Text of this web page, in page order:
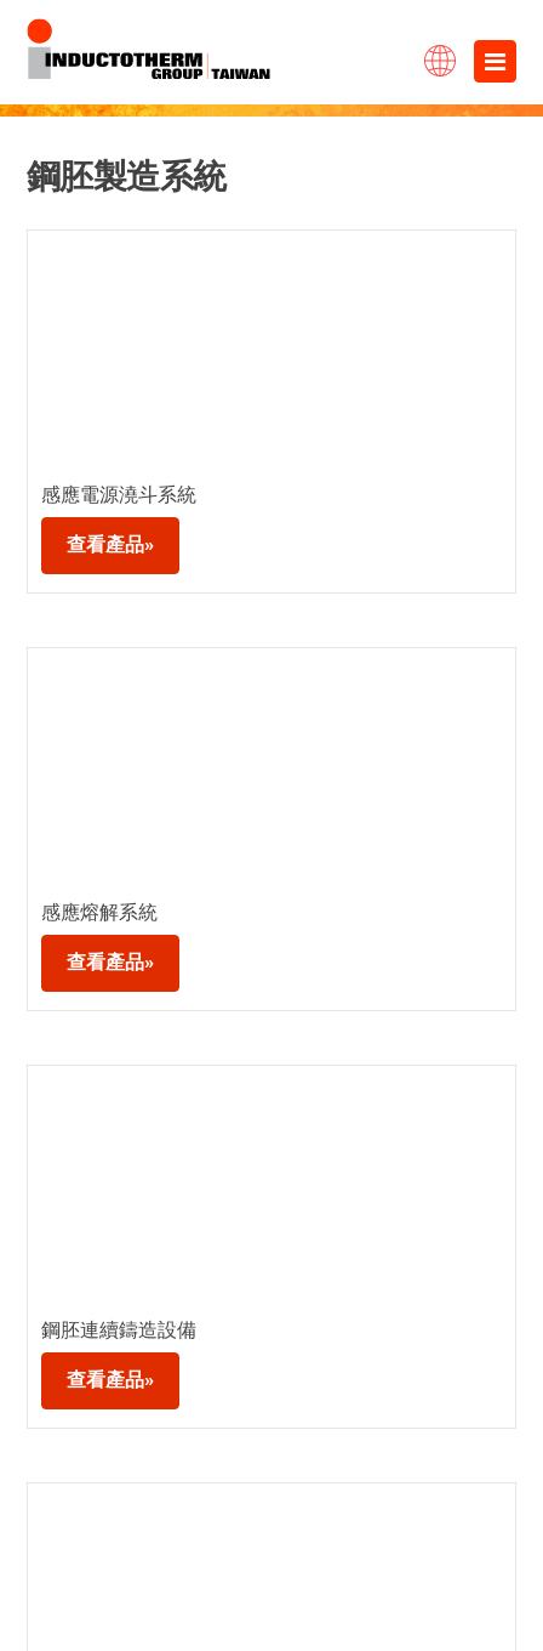
×
主
鋼胚製造系統
感應電源澆斗系統
查看產品»
感應熔解系統
查看產品»
鋼胚連續鑄造設備
查看產品»